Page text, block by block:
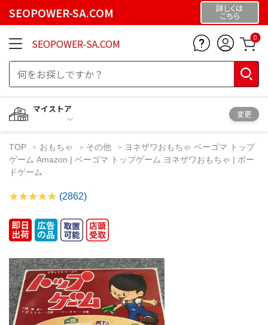
SEOPOWER-SA.COM 詳しくは
こちら
SEOPOWER-SA.COM 0
マイストア
変更
TOP おもちゃ その他
ヨネザワおもちゃ ベーゴマ トップ
ゲーム Amazon | ベーゴマ トップゲーム ヨネザワおもちゃ | ボー
ドゲーム
(2862)